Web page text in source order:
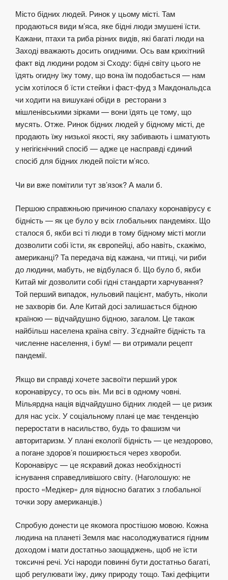
Місто бідних людей. Ринок у цьому місті. Там
продаються види м’яса, яке бідні люди змушені їсти.
Кажани, птахи та риба різних видів, які багаті люди на
Заході вважають досить огидними. Ось вам крихітний
факт від людини родом зі Сходу: бідні світу цього не
їдять огидну їжу тому, що вона їм подобається — нам
усім хотілося б їсти стейки і фаст-фуд з Макдональдса
чи ходити на вишукані обіди в ресторани з
мішленівськими зірками — вони їдять це тому, що
мусять. Отже. Ринок бідних людей у бідному місті, де
продають їжу низької якості, яку забивають і шматують
у негігієнічний спосіб — адже це насправді єдиний
спосіб для бідних людей поїсти м’ясо.
Чи ви вже помітили тут зв’язок? А мали б.
Першою справжньою причиною спалаху коронавірусу є
бідність — як це було у всіх глобальних пандеміях. Що
сталося б, якби всі ті люди в тому бідному місті могли
дозволити собі їсти, як європейці, або навіть, скажімо,
американці? Та передача від кажана, чи птиці, чи риби
до людини, мабуть, не відбулася б. Що було б, якби
Китай міг дозволити собі гідні стандарти харчування?
Той перший випадок, нульовий пацієнт, мабуть, ніколи
не захворів би. Але Китай досі залишається бідною
країною — відчайдушно бідною, загалом. Це також
найбільш населена країна світу. З’єднайте бідність та
численне населення, і бум! — ви отримали рецепт
пандемії.
Якщо ви справді хочете засвоїти перший урок
коронавірусу, то ось він. Ми всі в одному човні.
Мільярдна нація відчайдушно бідних людей — це ризик
для нас усіх. У соціальному плані це має тенденцію
переростати в насильство, будь то фашизм чи
авторитаризм. У плані екології бідність — це нездорово,
а погане здоров’я поширюється через хвороби.
Коронавірус — це яскравий доказ необхідності
існування справедливішого світу. (Наголошую: не
просто «Медікер» для відносно багатих з глобальної
точки зору американців.)
Спробую донести це якомога простішою мовою. Кожна
людина на планеті Земля має насолоджуватися гідним
доходом і мати достатньо заощаджень, щоб не їсти
токсичні речі. Усі народи повинні бути достатньо багаті,
щоб регулювати їжу, дику природу тощо. Такі дефіцити